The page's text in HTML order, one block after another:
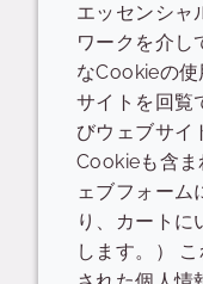
関
データシー
Heliami Banana
英語: 199.0 KB
エッセンシャ
ワークを介し
なCookieの
サイトを回覧
びウェブサイ
Cookieも含ま
ェブフォーム
り、カートに
します。）